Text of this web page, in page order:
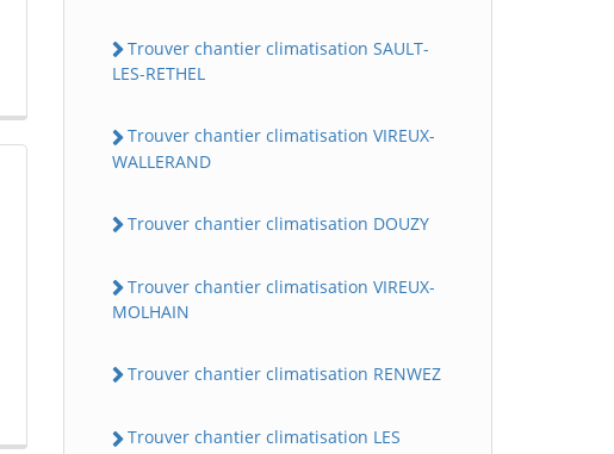
Trouver chantier climatisation SAULT-
LES-RETHEL
Trouver chantier climatisation VIREUX-
WALLERAND
Trouver chantier climatisation DOUZY
Trouver chantier climatisation VIREUX-
MOLHAIN
Trouver chantier climatisation RENWEZ
Trouver chantier climatisation LES